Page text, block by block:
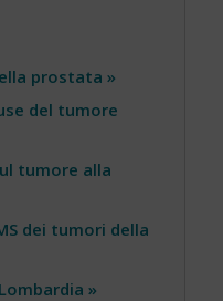
prostata »
del tumore
tumore alla
dei tumori della
»